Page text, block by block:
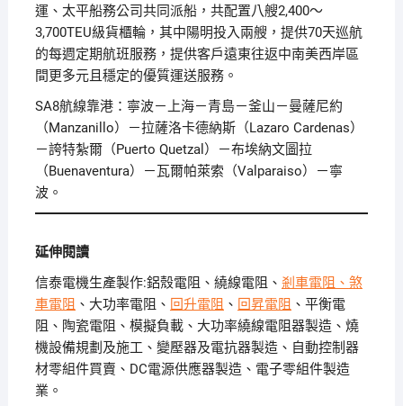
運、太平船務公司共同派船，共配置八艘2,400～
3,700TEU級貨櫃輪，其中陽明投入兩艘，提供70天巡航
的每週定期航班服務，提供客戶遠東往返中南美西岸區
間更多元且穩定的優質運送服務。
SA8航線靠港：寧波－上海－青島－釜山－曼薩尼約
（Manzanillo）－拉薩洛卡德納斯（Lazaro Cardenas）
－誇特紮爾（Puerto Quetzal）－布埃納文圖拉
（Buenaventura）－瓦爾帕萊索（Valparaiso）－寧
波。
延伸閱讀
信泰電機生產製作:鋁殼電阻、繞線電阻、 剎車電阻、 煞
車電阻 、大功率電阻、 回升電阻 、 回昇電阻 、平衡電
阻、陶瓷電阻、模擬負載、大功率繞線電阻器製造、燒
機設備規劃及施工、變壓器及電抗器製造、自動控制器
材零組件買賣、DC電源供應器製造、電子零組件製造
業。